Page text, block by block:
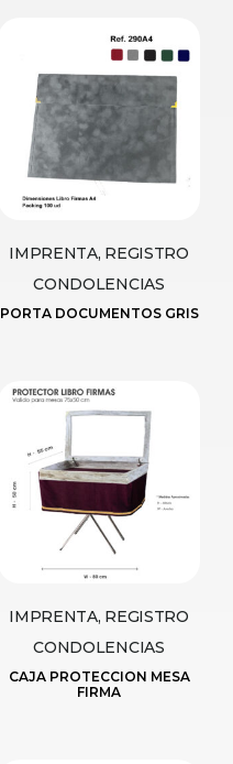
IMPRENTA, REGISTRO
CONDOLENCIAS
PORTA DOCUMENTOS GRIS
IMPRENTA, REGISTRO
CONDOLENCIAS
CAJA PROTECCION MESA
FIRMA